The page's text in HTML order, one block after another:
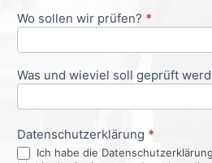
Wo sollen wir prüfen? *
Was und wieviel soll geprüft
Datenschutzerklärung *
Ich habe die